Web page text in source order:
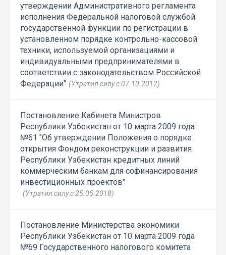
утверждении Административного регламента
исполнения Федеральной налоговой службой
государственной функции по регистрации в
установленном порядке контрольно-кассовой
техники, используемой организациями и
индивидуальными предпринимателями в
соответствии с законодательством Российской
Федерации" (Утратил силу с 07.10.2012)
Постановление Кабинета Министров
Республики Узбекистан от 10 марта 2009 года
№61 "Об утверждении Положения о порядке
открытия Фондом реконструкции и развития
Республики Узбекистан кредитных линий
коммерческим банкам для софинансирования
инвестиционных проектов"
(Утратил силу с 25.05.2018)
Постановление Министерства экономики
Республики Узбекистан от 10 марта 2009 года
№69 Государственного налогового комитета